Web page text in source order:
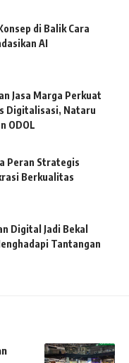
di Balik Cara
AI
Jasa Marga Perkuat
Digitalisasi, Nataru
ODOL
Peran Strategis
Berkualitas
Digital Jadi Bekal
Tantangan